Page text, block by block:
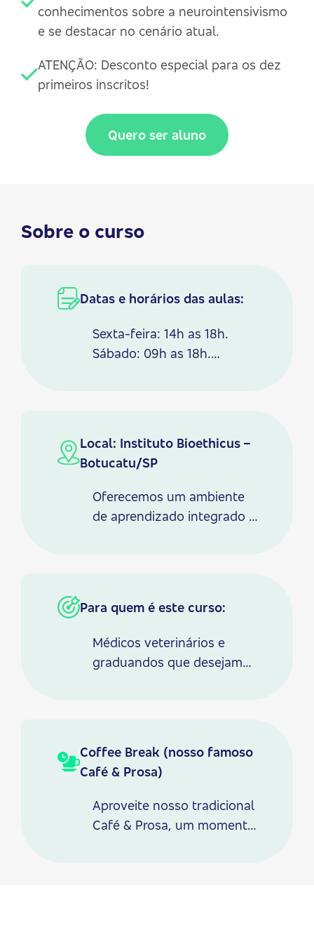
conhecimentos sobre a neurointensivismo
e se destacar no cenário atual.
ATENÇÃO: Desconto especial para os dez
primeiros inscritos!
Quero ser aluno
Sobre o curso
Datas e horários das aulas:
Sexta-feira: 14h as 18h.
Sábado: 09h as 18h.
Local: Instituto Bioethicus –
Botucatu/SP
Oferecemos um ambiente
de aprendizado integrado à
aconchegantes
e estacionamento próprio.
Para quem é este curso:
Médicos veterinários e
graduandos que desejam
Coffee Break (nosso famoso
Café & Prosa)
Aproveite nosso tradicional
Café & Prosa, um momento